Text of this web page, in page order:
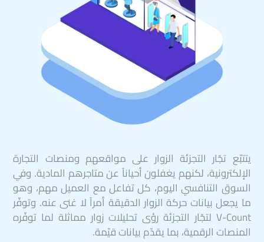
يتتبّع تجّار التجزئة الزوار على مواقعهم ومنصات التجارة
الإلكترونية، لكنهم يغفلون أحياناً عن متاجرهم المادية. وفي
السوق التنافسي اليوم، كل تفاعل مع العميل مهم، وهو
ما يجعل بيانات حركة الزوار الدقيقة أمراً لا غنى عنه. وتوفّر
V-Count لتجّار التجزئة رؤى تحليلات زوار مماثلة لما توفّره
المنصات الرقمية، بما يقدّم بيانات قيّمة.